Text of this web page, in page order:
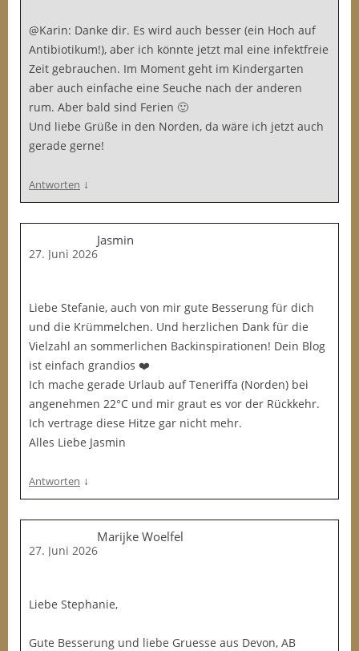
@Karin: Danke dir. Es wird auch besser (ein Hoch auf
Antibiotikum!), aber ich könnte jetzt mal eine infektfreie
Zeit gebrauchen. Im Moment geht im Kindergarten
aber auch einfache eine Seuche nach der anderen
rum. Aber bald sind Ferien 🙂
Und liebe Grüße in den Norden, da wäre ich jetzt auch
gerade gerne!
Antworten ↓
Jasmin
27. Juni 2026
Liebe Stefanie, auch von mir gute Besserung für dich
und die Krümmelchen. Und herzlichen Dank für die
Vielzahl an sommerlichen Backinspirationen! Dein Blog
ist einfach grandios ❤️
Ich mache gerade Urlaub auf Teneriffa (Norden) bei
angenehmen 22°C und mir graut es vor der Rückkehr.
Ich vertrage diese Hitze gar nicht mehr.
Alles Liebe Jasmin
Antworten ↓
Marijke Woelfel
27. Juni 2026
Liebe Stephanie,
Gute Besserung und liebe Gruesse aus Devon, AB